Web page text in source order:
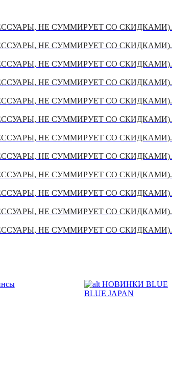
НЕ СУММИРУЕТ СО СКИДКАМИ).
НЕ СУММИРУЕТ СО СКИДКАМИ).
НЕ СУММИРУЕТ СО СКИДКАМИ).
НЕ СУММИРУЕТ СО СКИДКАМИ).
НЕ СУММИРУЕТ СО СКИДКАМИ).
НЕ СУММИРУЕТ СО СКИДКАМИ).
НЕ СУММИРУЕТ СО СКИДКАМИ).
НЕ СУММИРУЕТ СО СКИДКАМИ).
НЕ СУММИРУЕТ СО СКИДКАМИ).
НЕ СУММИРУЕТ СО СКИДКАМИ).
НЕ СУММИРУЕТ СО СКИДКАМИ).
НЕ СУММИРУЕТ СО СКИДКАМИ).
НОВИНКИ BLUE
BLUE JAPAN